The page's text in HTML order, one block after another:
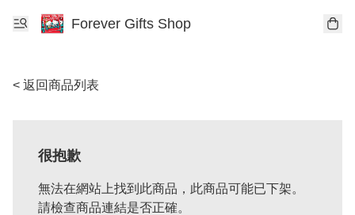
Forever Gifts Shop
< 返回商品列表
很抱歉
無法在網站上找到此商品，此商品可能已下架。
請檢查商品連結是否正確。